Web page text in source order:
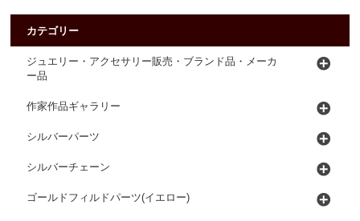
カテゴリー
ジュエリー・アクセサリー販売・ブランド品・メーカ
ー品
作家作品ギャラリー
シルバーパーツ
シルバーチェーン
ゴールドフィルドパーツ(イエロー)